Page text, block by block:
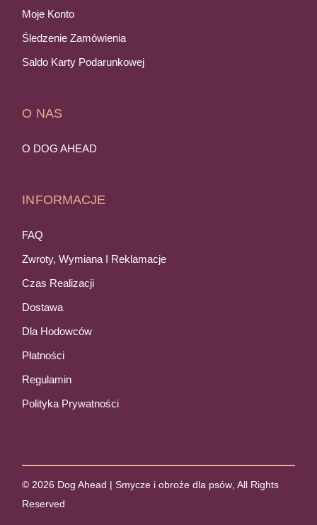
Moje Konto
Śledzenie Zamówienia
Saldo Karty Podarunkowej
O NAS
O DOG AHEAD
INFORMACJE
FAQ
Zwroty, Wymiana I Reklamacje
Czas Realizacji
Dostawa
Dla Hodowców
Płatności
Regulamin
Polityka Prywatności
© 2026 Dog Ahead | Smycze i obroże dla psów, All Rights
Reserved